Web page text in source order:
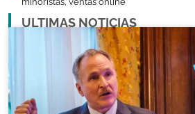
ULTIMAS NOTICIAS